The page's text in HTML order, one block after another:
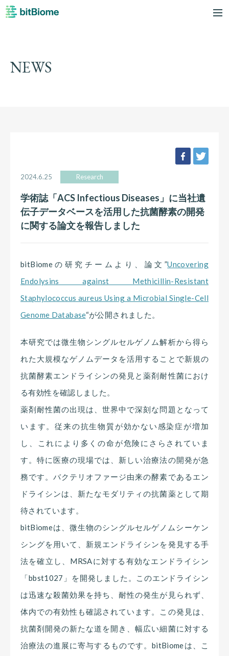
NEWS
facebook
2024.6.25 Research
学術誌「ACS Infectious Diseases」に当社遺
伝子データベースを活用した抗菌酵素の開発
に関する論文を報告しました
bitBiomeの研究チームより、論文”Uncovering
Endolysins against Methicillin-Resistant
Staphylococcus aureus Using a Microbial Single-Cell
Genome Database“が公開されました。
本研究では微生物シングルセルゲノム解析から得ら
れた大規模なゲノムデータを活用することで新規の
抗菌酵素エンドライシンの発見と薬剤耐性菌におけ
る有効性を確認しました。
薬剤耐性菌の出現は、世界中で深刻な問題となって
います。従来の抗生物質が効かない感染症が増加
し、これにより多くの命が危険にさらされていま
す。特に医療の現場では、新しい治療法の開発が急
務です。バクテリオファージ由来の酵素であるエン
ドライシンは、新たなモダリティの抗菌薬として期
待されています。
bitBiomeは、微生物のシングルセルゲノムシーケン
シングを用いて、新規エンドライシンを発見する手
法を確立し、MRSAに対する有効なエンドライシン
「bbst1027」を開発しました。このエンドライシン
は迅速な殺菌効果を持ち、耐性の発生が見られず、
体内での有効性も確認されています。この発見は、
抗菌剤開発の新たな道を開き、幅広い細菌に対する
治療法の進展に寄与するものです。bitBiomeは、こ